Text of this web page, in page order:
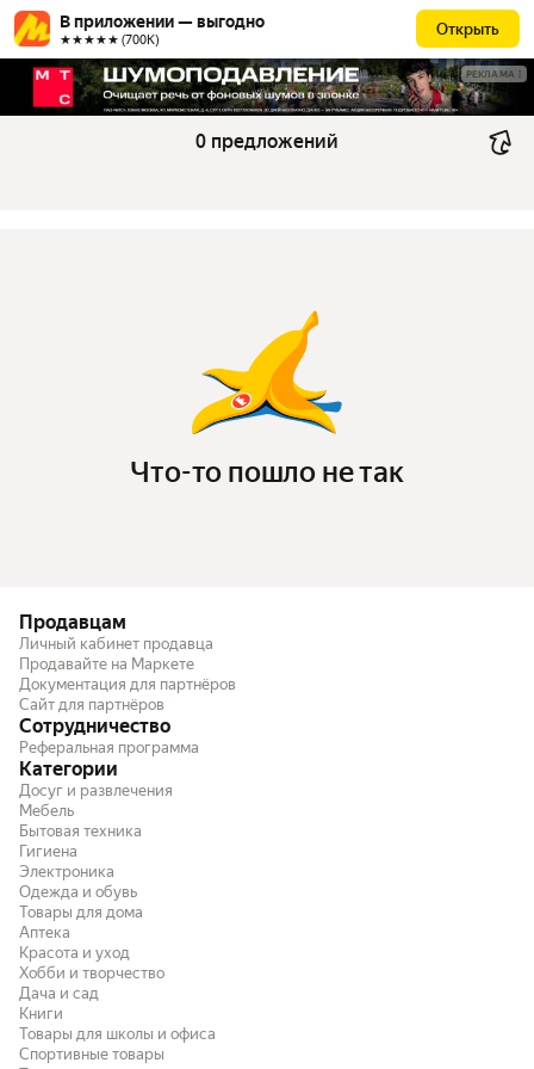
В приложении — выгодно
★★★★★ (700К)
Открыть
РЕКЛАМА
0 предложений
Что-то пошло не так
Продавцам
Личный кабинет продавца
Продавайте на Маркете
Документация для партнёров
Сайт для партнёров
Сотрудничество
Реферальная программа
Категории
Досуг и развлечения
Мебель
Бытовая техника
Гигиена
Электроника
Одежда и обувь
Товары для дома
Аптека
Красота и уход
Хобби и творчество
Дача и сад
Книги
Товары для школы и офиса
Спортивные товары